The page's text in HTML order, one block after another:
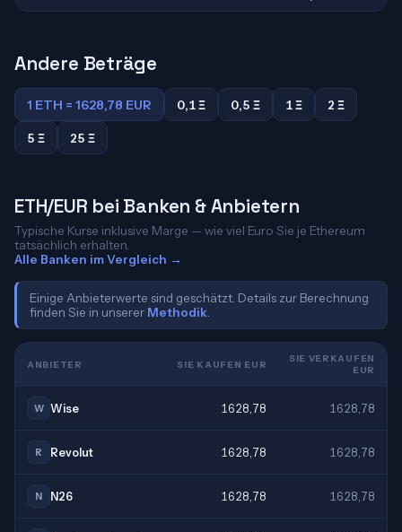
Andere Beträge
1 ETH = 1628,78 EUR 0,1 Ξ 0,5 Ξ 1 Ξ 2 Ξ
5 Ξ 25 Ξ
ETH/EUR bei Banken & Anbietern
Typische Kurse inklusive Marge — wie viel Euro Sie je Ethereum
tatsächlich erhalten.
Alle Banken im Vergleich →
Einige Anbieterwerte sind geschätzt. Details zur Berechnung
finden Sie in unserer Methodik
ANBIETER SIE KAUFEN EUR
SIE VERKAUFEN
EUR
W Wise 1628,78 1628,78
R Revolut 1628,78 1628,78
N N26 1628,78 1628,78